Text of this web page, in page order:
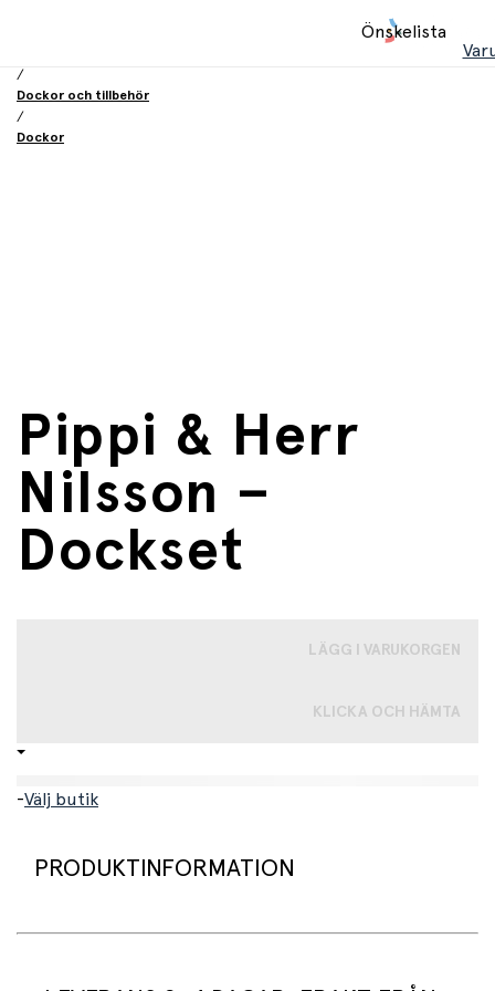
Önskelista
/
Dockor och tillbehör
/
Dockor
Pippi & Herr
Nilsson –
Dockset
LÄGG I VARUKORGEN
KLICKA OCH HÄMTA
-Välj butik
PRODUKTINFORMATION